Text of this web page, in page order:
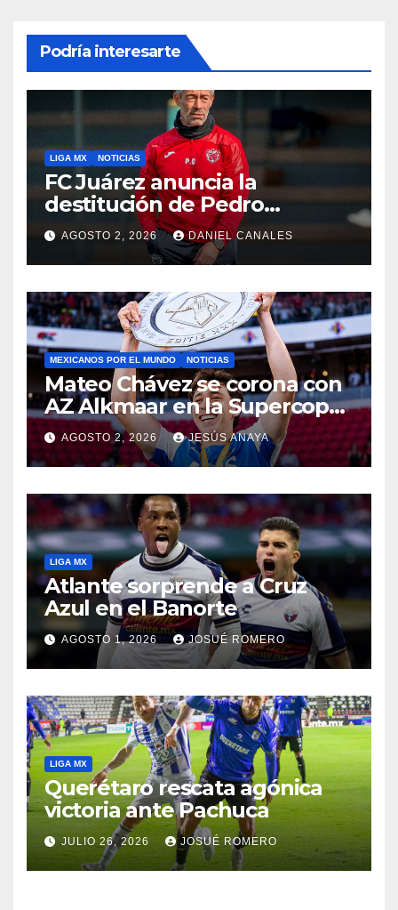
Podría interesarte
LIGA MX NOTICIAS
FC Juárez anuncia la
destitución de Pedro
Caixinha
AGOSTO 2, 2026 DANIEL CANALES
MEXICANOS POR EL MUNDO NOTICIAS
Mateo Chávez se corona con
AZ Alkmaar en la Supercopa
de Países Bajos
AGOSTO 2, 2026 JESÚS ANAYA
LIGA MX
Atlante sorprende a Cruz
Azul en el Banorte
AGOSTO 1, 2026 JOSUÉ ROMERO
LIGA MX
Querétaro rescata agónica
victoria ante Pachuca
JULIO 26, 2026 JOSUÉ ROMERO